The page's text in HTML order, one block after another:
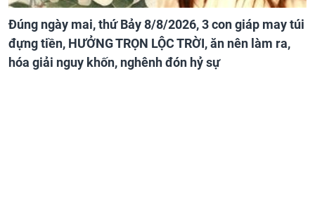
Đúng ngày mai, thứ Bảy 8/8/2026, 3 con giáp may túi
đựng tiền, HƯỞNG TRỌN LỘC TRỜI, ăn nên làm ra,
hóa giải nguy khốn, nghênh đón hỷ sự